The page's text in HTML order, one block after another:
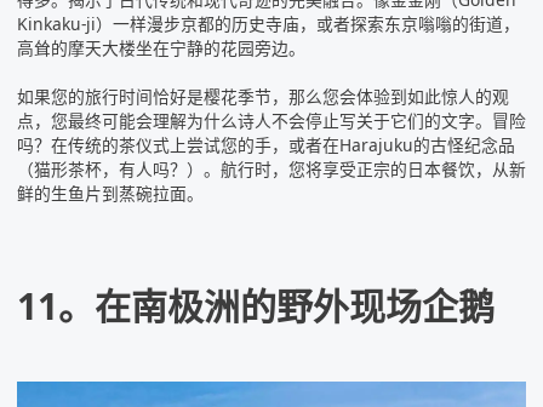
Kinkaku-ji）一样漫步京都的历史寺庙，或者探索东京嗡嗡的街道，
高耸的摩天大楼坐在宁静的花园旁边。
如果您的旅行时间恰好是樱花季节，那么您会体验到如此惊人的观
点，您最终可能会理解为什么诗人不会停止写关于它们的文字。冒险
吗？在传统的茶仪式上尝试您的手，或者在Harajuku的古怪纪念品
（猫形茶杯，有人吗？）。航行时，您将享受正宗的日本餐饮，从新
鲜的生鱼片到蒸碗拉面。
11。在南极洲的野外现场企鹅